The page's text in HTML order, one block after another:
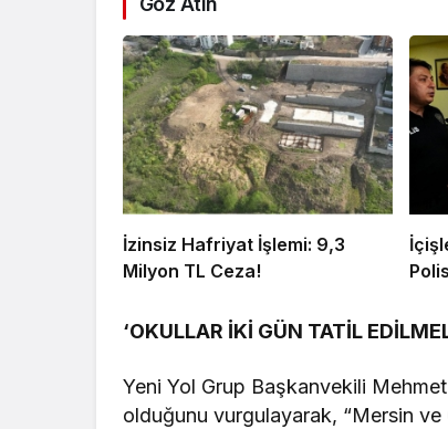
İzinsiz Hafriyat İşlemi: 9,3
Milyon TL Ceza!
‘OKULLAR İKİ GÜN TATİL
Yeni Yol Grup Başkanvekili
olduğunu vurgulayarak, “Mersin ve